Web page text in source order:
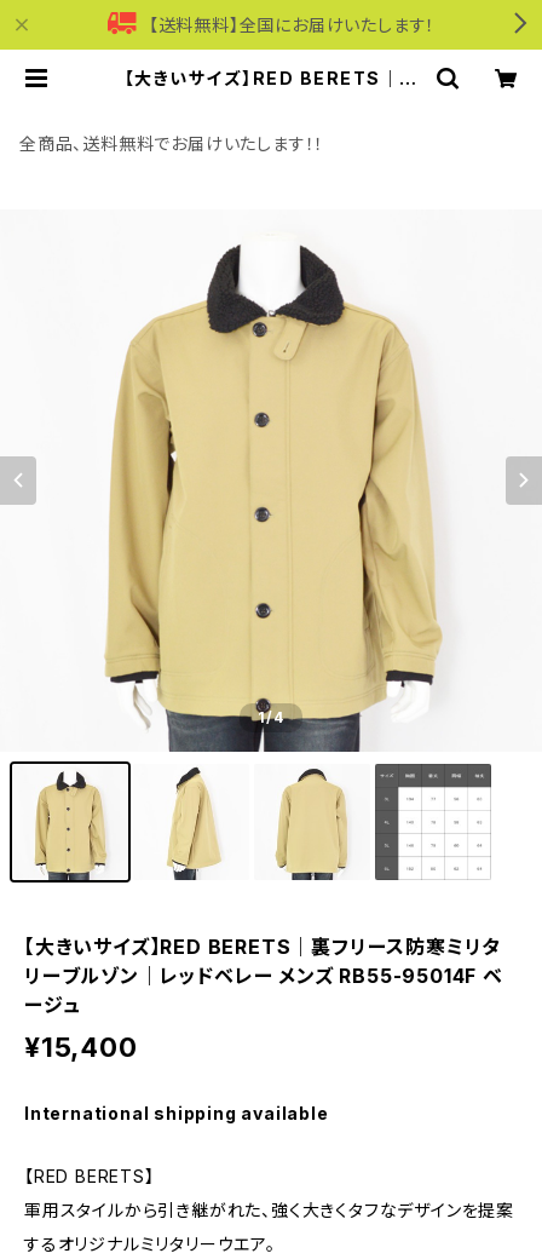
【送料無料】全国にお届けいたします！
【大きいサイズ】RED BERETS｜裏
ベージュ | モリワンワールドオンライ
ンショップ｜ビジネス・カジュアル
全商品、送料無料でお届けいたします！！
1/4
【大きいサイズ】RED BERETS｜裏フリース防寒ミリタ
リーブルゾン｜レッドベレー メンズ RB55-95014F ベ
ージュ
¥15,400
International shipping available
【RED BERETS】
軍用スタイルから引き継がれた、強く大きくタフなデザインを提案
するオリジナルミリタリーウエア。